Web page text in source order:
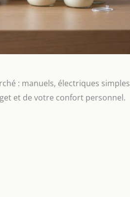
: manuels, électriques simples
et de votre confort personnel.